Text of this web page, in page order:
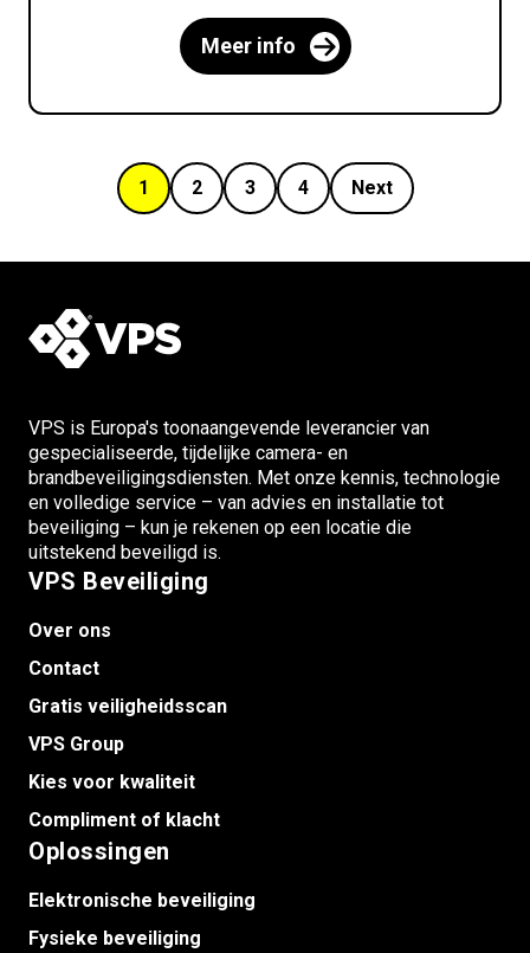
Meer info
1 2 3 4 Next
VPS is Europa's toonaangevende leverancier van
gespecialiseerde, tijdelijke camera- en
brandbeveiligingsdiensten. Met onze kennis, technologie
en volledige service – van advies en installatie tot
beveiliging – kun je rekenen op een locatie die
uitstekend beveiligd is.
VPS Beveiliging
Over ons
Contact
Gratis veiligheidsscan
VPS Group
Kies voor kwaliteit
Compliment of klacht
Oplossingen
Elektronische beveiliging
Fysieke beveiliging